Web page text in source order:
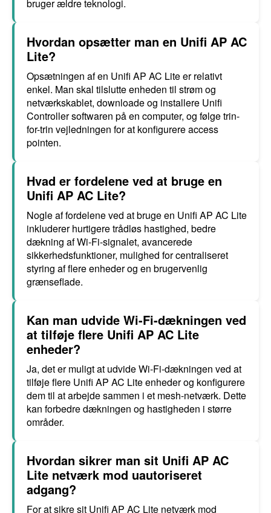
bruger ældre teknologi.
Hvordan opsætter man en Unifi AP AC
Lite?
Opsætningen af en Unifi AP AC Lite er relativt
enkel. Man skal tilslutte enheden til strøm og
netværkskablet, downloade og installere Unifi
Controller softwaren på en computer, og følge trin-
for-trin vejledningen for at konfigurere access
pointen.
Hvad er fordelene ved at bruge en
Unifi AP AC Lite?
Nogle af fordelene ved at bruge en Unifi AP AC Lite
inkluderer hurtigere trådløs hastighed, bedre
dækning af Wi-Fi-signalet, avancerede
sikkerhedsfunktioner, mulighed for centraliseret
styring af flere enheder og en brugervenlig
grænseflade.
Kan man udvide Wi-Fi-dækningen ved
at tilføje flere Unifi AP AC Lite
enheder?
Ja, det er muligt at udvide Wi-Fi-dækningen ved at
tilføje flere Unifi AP AC Lite enheder og konfigurere
dem til at arbejde sammen i et mesh-netværk. Dette
kan forbedre dækningen og hastigheden i større
områder.
Hvordan sikrer man sit Unifi AP AC
Lite netværk mod uautoriseret
adgang?
For at sikre sit Unifi AP AC Lite netværk mod